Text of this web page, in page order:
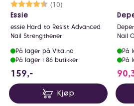
Karakter:
(10)
4.4 av 5 mulige
Essie
essie Hard to Resist Advanced
Nail Strengthener
På lager på Vita.no
På lager i 86 butikker
159,-
Kjøp
Nail
På
På